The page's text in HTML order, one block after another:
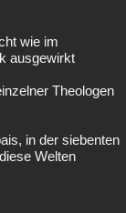
wie im
ausgewirkt
Theologen
in der siebenten
Welten